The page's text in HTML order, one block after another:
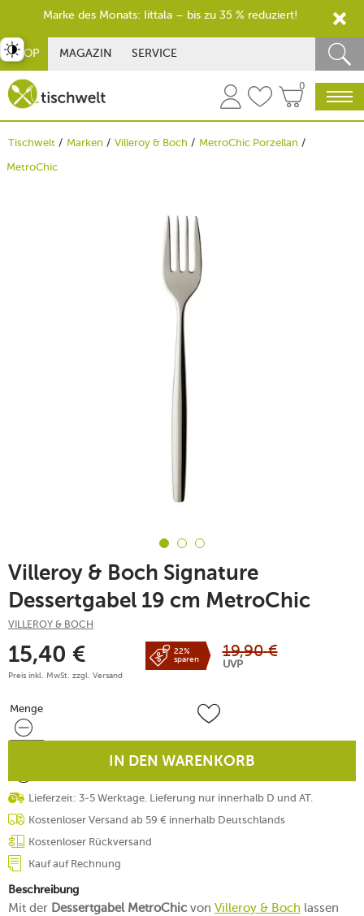
SHOP MAGAZIN SERVICE
0
Tischwelt Marken Villeroy & Boch
MetroChic Porzellan
MetroChic
Villeroy & Boch Signature
Dessertgabel 19 cm MetroChic
VILLEROY & BOCH
15,40 €
Preis inkl. MwSt. zzgl. Versand
22%
sparen
19,90 €
UVP
Menge
Menge
IN DEN WARENKORB
Lieferzeit: 3-5 Werktage. Lieferung nur innerhalb D und AT.
Kostenloser Versand ab 59 € innerhalb Deutschlands
Kostenloser Rückversand
Kauf auf Rechnung
Beschreibung
Mit der Dessertgabel MetroChicvon Villeroy & Boch lassen
umschalten
Marke des Monats: Iittala – bis zu 35 % reduziert!